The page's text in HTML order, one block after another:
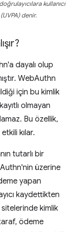
kullanıcı
denir.
dayalı olup
WebAuthn
için bu kimlik
olmayan
Bu özellik,
kılar.
tutarlı bir
üzerine
yapan
kaydettikten
sitelerinde kimlik
ödeme